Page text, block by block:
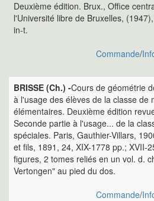
Deuxième édition. Brux., Office
l'Université libre de Bruxelles,
in-t.
Commande/
BRISSE (Ch.) -Cours de géométrie
à l'usage des élèves de la classe de
élémentaires. Deuxième édition
Seconde partie à l'usage... de la
spéciales. Paris, Gauthier-Villars,
et fils, 1891, 24, XIX-1778 pp.; XVII-
figures, 2 tomes reliés en un vol. d.
Vertongen" au pied du dos.
Commande/